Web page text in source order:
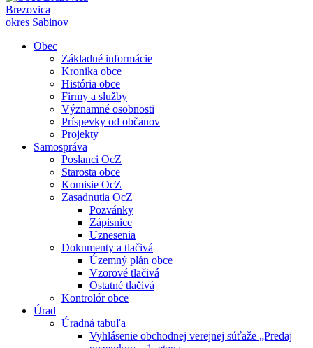
Brezovica
okres Sabinov
Obec
Základné informácie
Kronika obce
História obce
Firmy a služby
Významné osobnosti
Príspevky od občanov
Projekty
Samospráva
Poslanci OcZ
Starosta obce
Komisie OcZ
Zasadnutia OcZ
Pozvánky
Zápisnice
Uznesenia
Dokumenty a tlačivá
Územný plán obce
Vzorové tlačivá
Ostatné tlačivá
Kontrolór obce
Úrad
Úradná tabuľa
Vyhlásenie obchodnej verejnej súťaže „Predaj